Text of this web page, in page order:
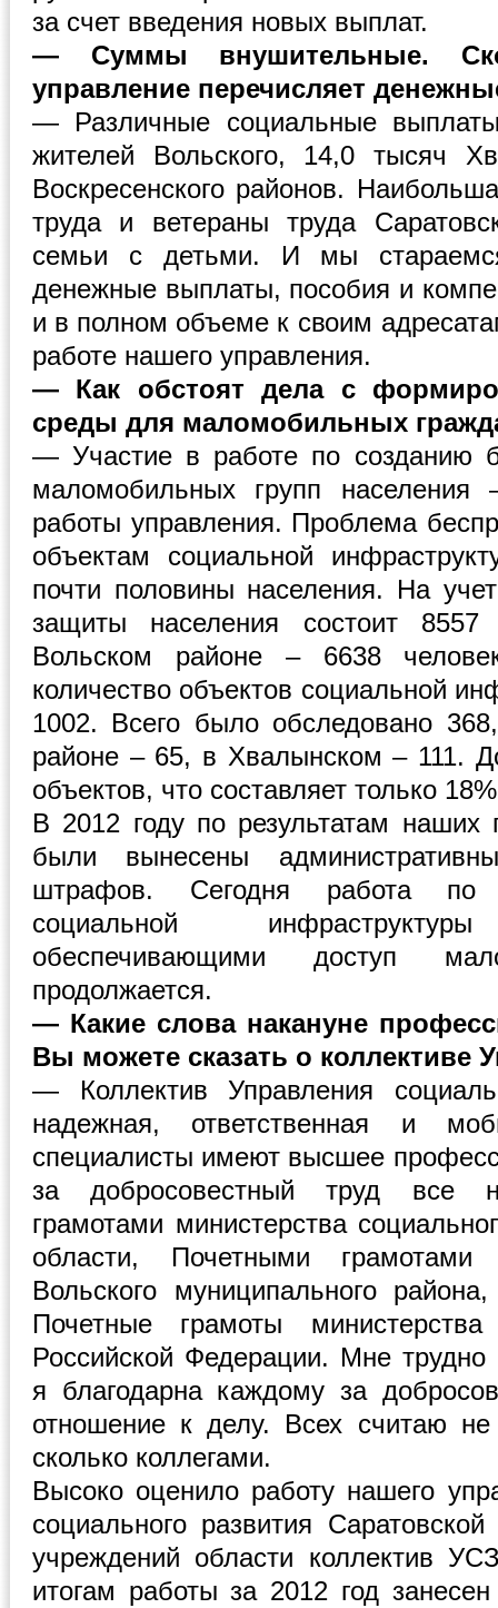
за счет введения новых выплат.
— Суммы внушительные.
управление перечисляет
— Различные социальные
жителей Вольского, 14,0 тысяч
Воскресенского районов.
труда и ветераны труда
семьи с детьми. И мы
денежные выплаты, пособия и
и в полном объеме к своим
работе нашего управления.
— Как обстоят дела с
среды для маломобильных
— Участие в работе по созданию
маломобильных групп населения
работы управления. Проблема
объектам социальной
почти половины населения. На
защиты населения состоит
Вольском районе – 6638
количество объектов социальной
1002. Всего было обследовано
районе – 65, в Хвалынском – 111.
объектов, что составляет только
В 2012 году по результатам наших
были вынесены
штрафов. Сегодня работа по
социальной
обеспечивающими доступ
продолжается.
— Какие слова накануне
Вы можете сказать о коллективе
— Коллектив Управления
надежная, ответственная и
специалисты имеют высшее
за добросовестный труд все
грамотами министерства
области, Почетными грамотами
Вольского муниципального
Почетные грамоты министерства
Российской Федерации. Мне трудно
я благодарна каждому за
отношение к делу. Всех считаю
сколько коллегами.
Высоко оценило работу нашего
социального развития
учреждений области коллектив
итогам работы за 2012 год